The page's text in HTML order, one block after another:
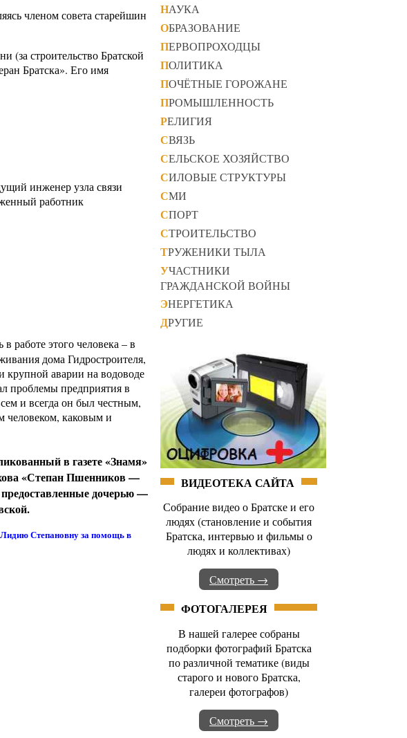
членом совета старейшин
(за строительство Братской
Братска». Его имя
инженер узла связи
работник
в работе этого человека – в
дома Гидростроителя,
крупной аварии на водоводе
проблемы предприятия в
и всегда он был честным,
каковым и
в газете «Знамя»
«Степан Пшенников —
дочерью —
Степановну за помощь в
НАУКА
ОБРАЗОВАНИЕ
ПЕРВОПРОХОДЦЫ
ПОЛИТИКА
ПОЧЁТНЫЕ ГОРОЖАНЕ
ПРОМЫШЛЕННОСТЬ
РЕЛИГИЯ
СВЯЗЬ
СЕЛЬСКОЕ ХОЗЯЙСТВО
СИЛОВЫЕ СТРУКТУРЫ
СМИ
СПОРТ
СТРОИТЕЛЬСТВО
ТРУЖЕНИКИ ТЫЛА
УЧАСТНИКИ
ГРАЖДАНСКОЙ ВОЙНЫ
ЭНЕРГЕТИКА
ДРУГИЕ
ВИДЕОТЕКА САЙТА
Собрание видео о Братске и его
людях (становление и события
Братска, интервью и фильмы о
людях и коллективах)
Смотреть →
ФОТОГАЛЕРЕЯ
В нашей галерее собраны
подборки фотографий Братска
по различной тематике (виды
старого и нового Братска,
галереи фотографов)
Смотреть →